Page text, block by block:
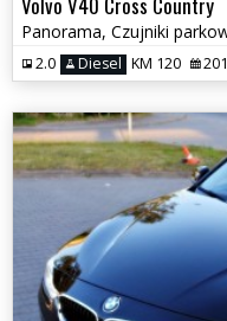
2.0 Diesel KM 120